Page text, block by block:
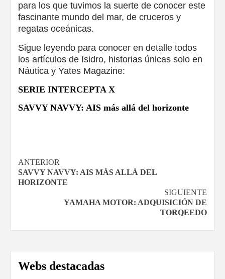
para los que tuvimos la suerte de conocer este
fascinante mundo del mar, de cruceros y
regatas oceánicas.
Sigue leyendo para conocer en detalle todos
los artículos de Isidro, historias únicas solo en
Náutica y Yates Magazine:
SERIE INTERCEPTA X
SAVVY NAVVY: AIS más allá del horizonte
Navegación
de
entradas
ANTERIOR
SAVVY NAVVY: AIS MÁS ALLÁ DEL
HORIZONTE
SIGUIENTE
YAMAHA MOTOR: ADQUISICIÓN DE
TORQEEDO
Webs destacadas